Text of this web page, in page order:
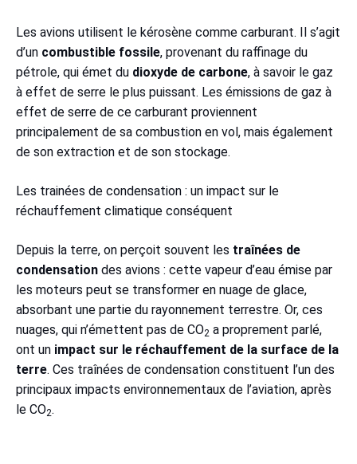
Les avions utilisent le kérosène comme carburant. Il s’agit
d’un combustible fossile, provenant du raffinage du
pétrole, qui émet du dioxyde de carbone, à savoir le gaz
à effet de serre le plus puissant. Les émissions de gaz à
effet de serre de ce carburant proviennent
principalement de sa combustion en vol, mais également
de son extraction et de son stockage.
Les trainées de condensation : un impact sur le
réchauffement climatique conséquent
Depuis la terre, on perçoit souvent les traînées de
condensation des avions : cette vapeur d’eau émise par
les moteurs peut se transformer en nuage de glace,
absorbant une partie du rayonnement terrestre. Or, ces
nuages, qui n’émettent pas de CO2 a proprement parlé,
ont un impact sur le réchauffement de la surface de la
terre. Ces traînées de condensation constituent l’un des
principaux impacts environnementaux de l’aviation, après
le CO2.